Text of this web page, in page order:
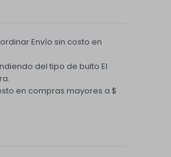
Envío sin costo en
del tipo de bulto El
en compras mayores a $